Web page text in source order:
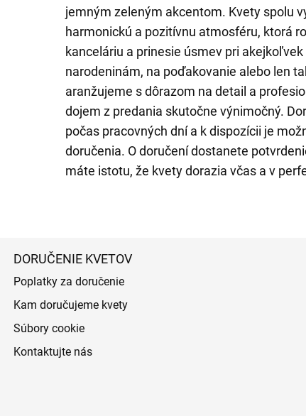
jemným zeleným akcentom. Kvety spolu
harmonickú a pozitívnu atmosféru, ktorá
kanceláriu a prinesie úsmev pri
narodeninám, na poďakovanie alebo len
aranžujeme s dôrazom na detail a
dojem z predania skutočne výnimočný.
počas pracovných dní a k dispozícii je
doručenia. O doručení dostanete
máte istotu, že kvety dorazia včas a v
DORUČENIE KVETOV
Poplatky za doručenie
Kam doručujeme kvety
Súbory cookie
Kontaktujte nás